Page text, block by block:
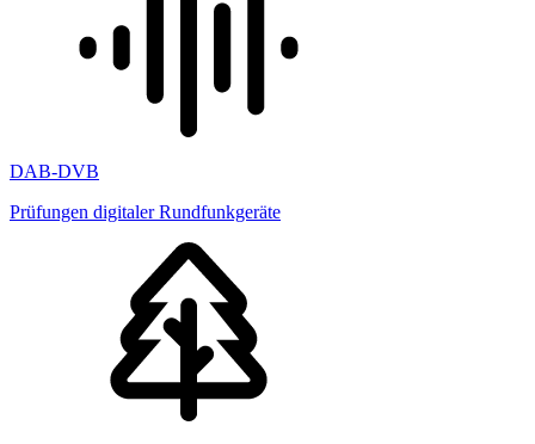
DAB-DVB
Prüfungen digitaler Rundfunkgeräte